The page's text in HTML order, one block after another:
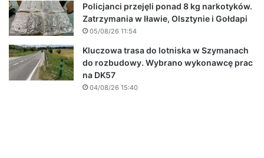
Policjanci przejęli ponad 8 kg narkotyków.
Zatrzymania w Iławie, Olsztynie i Gołdapi
05/08/26 11:54
Kluczowa trasa do lotniska w Szymanach
do rozbudowy. Wybrano wykonawcę prac
na DK57
04/08/26 15:40